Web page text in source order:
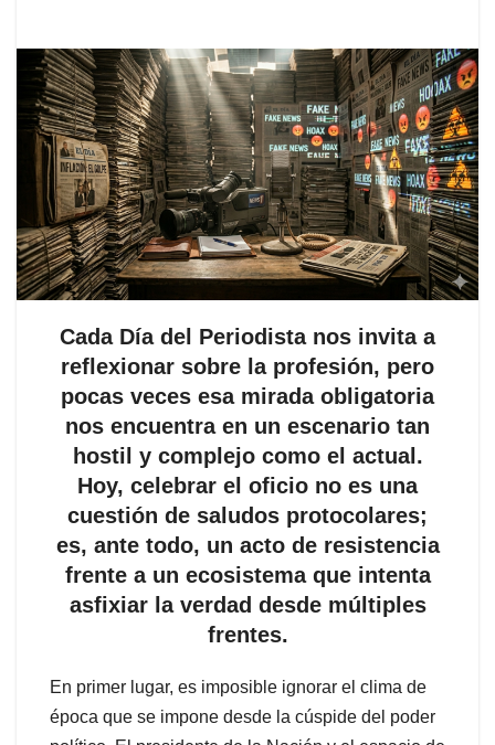
Cada Día del Periodista nos invita a
reflexionar sobre la profesión, pero
pocas veces esa mirada obligatoria
nos encuentra en un escenario tan
hostil y complejo como el actual.
Hoy, celebrar el oficio no es una
cuestión de saludos protocolares;
es, ante todo, un acto de resistencia
frente a un ecosistema que intenta
asfixiar la verdad desde múltiples
frentes.
En primer lugar, es imposible ignorar el clima de
época que se impone desde la cúspide del poder